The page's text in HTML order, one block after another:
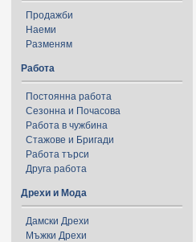
Продажби
Наеми
Разменям
Работа
Постоянна работа
Сезонна и Почасова
Работа в чужбина
Стажове и Бригади
Работа търси
Друга работа
Дрехи и Мода
Дамски Дрехи
Мъжки Дрехи